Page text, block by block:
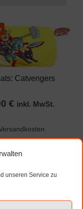
unseren Service zu
Catvengers
€ inkl. MwSt.
In den